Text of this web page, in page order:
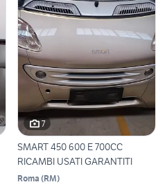
7
SMART 450 600 E 700CC
RICAMBI USATI GARANTITI
Roma (RM)